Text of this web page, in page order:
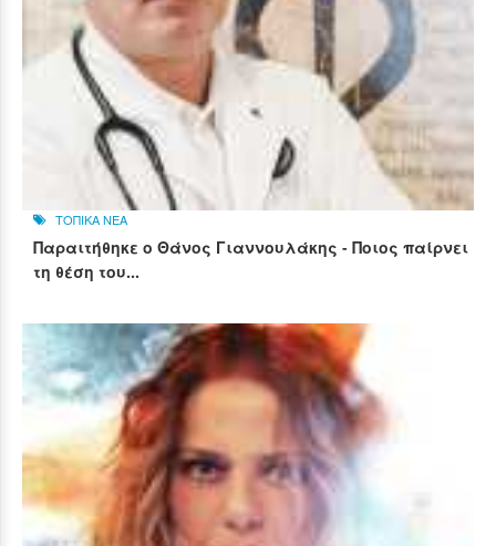
ΤΟΠΙΚΑ ΝΕΑ
Παραιτήθηκε ο Θάνος Γιαννουλάκης - Ποιος παίρνει
τη θέση του...